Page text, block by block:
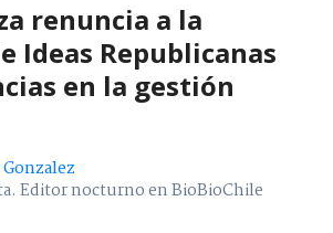
renuncia a la
Ideas Republicanas
en la gestión
Editor nocturno en BioBioChile